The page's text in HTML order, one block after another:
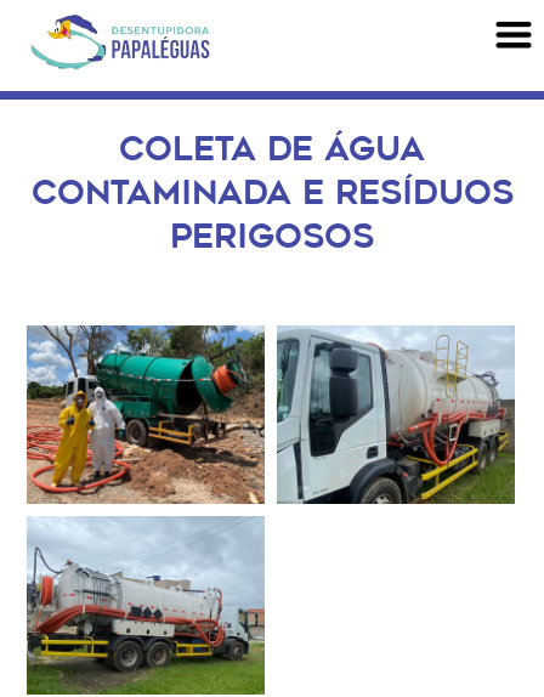
COLETA DE ÁGUA
CONTAMINADA E RESÍDUOS
PERIGOSOS